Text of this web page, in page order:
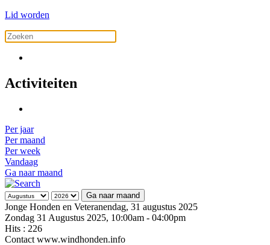
Lid worden
Activiteiten
Per jaar
Per maand
Per week
Vandaag
Ga naar maand
Ga naar maand
Jonge Honden en Veteranendag, 31 augustus 2025
Zondag 31 Augustus 2025, 10:00am - 04:00pm
Hits : 226
Contact www.windhonden.info